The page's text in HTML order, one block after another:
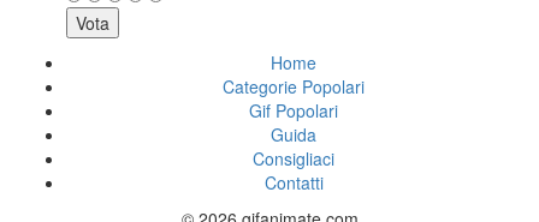
Home
Categorie Popolari
Gif Popolari
Guida
Consigliaci
Contatti